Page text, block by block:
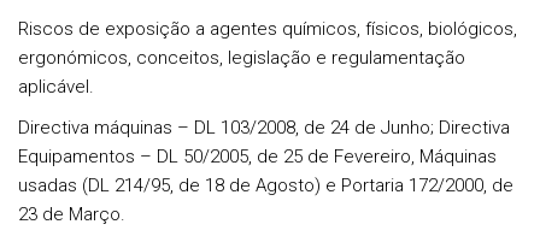
Riscos de exposição a agentes químicos, físicos, biológicos,
ergonómicos, conceitos, legislação e regulamentação
aplicável.
Directiva máquinas – DL 103/2008, de 24 de Junho; Directiva
Equipamentos – DL 50/2005, de 25 de Fevereiro, Máquinas
usadas (DL 214/95, de 18 de Agosto) e Portaria 172/2000, de
23 de Março.